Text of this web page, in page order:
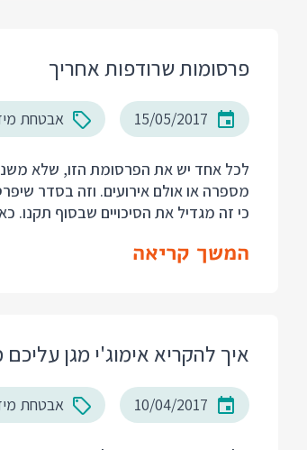
פרסומות שרודפות אחריך
15/05/2017 אבטחת
לכל אחד יש את הפרסומת הזו, שלא
מספרה או אולם אירועים. וזה בסדר
כי זה מגדיל את הסיכויים שבסוף תקנו.
המשך קריאה
איך להקריא אימוג'י מגן
10/04/2017 אבטחת